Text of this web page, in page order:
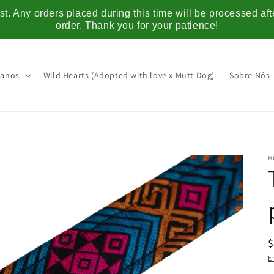
Any orders placed during this time will be processed
order. Thank you for your patience!
Wild Hearts (Adopted with love x Mutt Dog) Sobre Nós